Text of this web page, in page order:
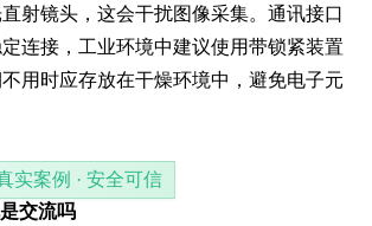
射镜头，这会干扰图像采集。通讯接口
连接，工业环境中建议使用带锁紧装置
用时应存放在干燥环境中，避免电子元
实案例 · 安全可信
交流吗